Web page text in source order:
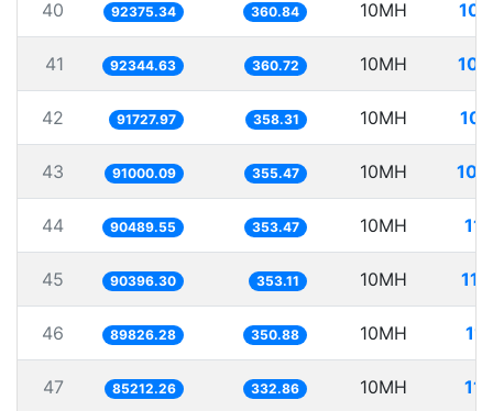
40 92375.34 360.84 10MH
41 92344.63 360.72 10MH
42 91727.97 358.31 10MH
43 91000.09 355.47 10MH
44 90489.55 353.47 10MH
45 90396.30 353.11 10MH
46 89826.28 350.88 10MH
47 85212.26 332.86 10MH